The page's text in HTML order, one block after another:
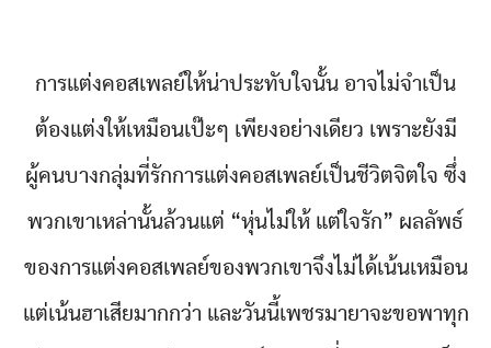
การแต่งคอสเพลย์ให้น่าประทับใจนั้น อาจไม่จำเป็น
ต้องแต่งให้เหมือนเป๊ะๆ เพียงอย่างเดียว เพราะยังมี
ผู้คนบางกลุ่มที่รักการแต่งคอสเพลย์เป็นชีวิตจิตใจ ซึ่ง
พวกเขาเหล่านั้นล้วนแต่ “หุ่นไม่ให้ แต่ใจรัก” ผลลัพธ์
ของการแต่งคอสเพลย์ของพวกเขาจึงไม่ได้เน้นเหมือน
แต่เน้นฮาเสียมากกว่า และวันนี้เพชรมายาจะขอพาทุก